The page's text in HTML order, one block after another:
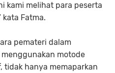
kami melihat para peserta
Fatma.
pemateri dalam
motode
hanya memaparkan